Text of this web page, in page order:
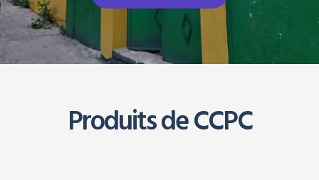
Produits de CCPC